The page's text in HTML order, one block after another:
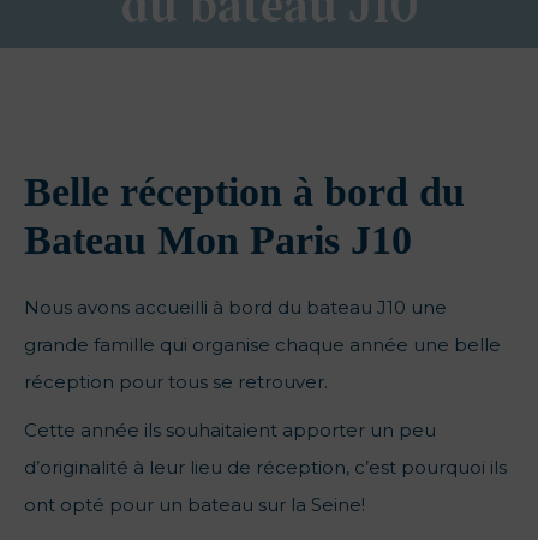
Belle réception à bord du
Bateau Mon Paris J10
Nous avons accueilli à bord du bateau J10 une
grande famille qui organise chaque année une belle
réception pour tous se retrouver.
Cette année ils souhaitaient apporter un peu
d’originalité à leur lieu de réception, c’est pourquoi ils
ont opté pour un bateau sur la Seine!